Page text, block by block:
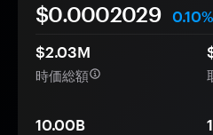
$0.0002029
0.10%
$2.03M
時価総額
10.00B